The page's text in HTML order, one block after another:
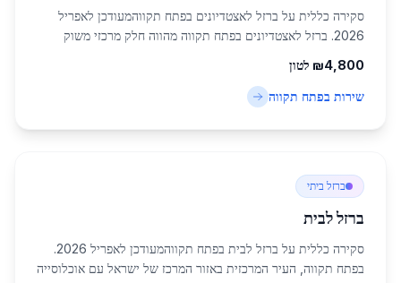
סקירה כללית על ברזל לאצטדיונים בפתח תקווהמעודכן לאפריל
2026. ברזל לאצטדיונים בפתח תקווה מהווה חלק מרכזי משוק
פרויקטי בנייה והרחבה של מתקנים ספורטיב...
₪4,800 לטון
שירות בפתח תקווה
ברזל ביתי
ברזל לבית
סקירה כללית על ברזל לבית בפתח תקווהמעודכן לאפריל 2026.
בפתח תקווה, העיר המרכזית באזור המרכז של ישראל עם אוכלוסייה